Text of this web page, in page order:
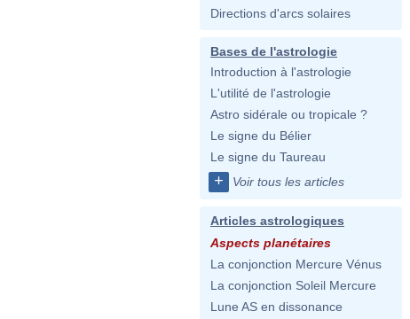
Directions d'arcs solaires
Bases de l'astrologie
Introduction à l'astrologie
L'utilité de l'astrologie
Astro sidérale ou tropicale ?
Le signe du Bélier
Le signe du Taureau
+ Voir tous les articles
Articles astrologiques
Aspects planétaires
La conjonction Mercure Vénus
La conjonction Soleil Mercure
Lune AS en dissonance